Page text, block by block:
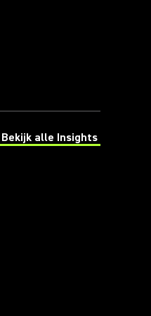
Bekijk alle Insights
(Opens in a new tab)